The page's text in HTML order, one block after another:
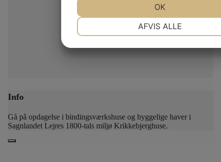
Info
Gå på opdagelse i bindingsværkshuse og hyggelige haver i
Sagnlandet Lejres 1800-tals miljø Krikkebjerghuse.
AFVIS ALLE
OK